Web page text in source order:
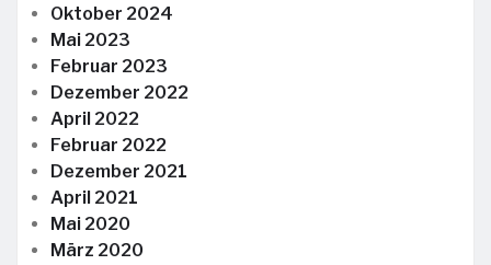
Oktober 2024
Mai 2023
Februar 2023
Dezember 2022
April 2022
Februar 2022
Dezember 2021
April 2021
Mai 2020
März 2020